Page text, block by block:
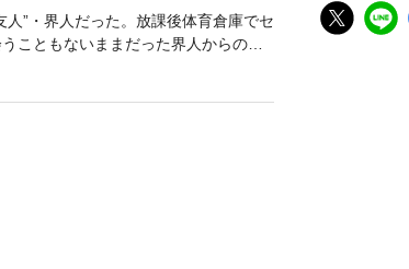
”・界人だった。放課後体育倉庫でセ
こともないままだった界人からの久